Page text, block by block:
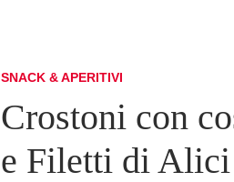
SNACK & APERITIVI
Crostoni con
e Filetti di